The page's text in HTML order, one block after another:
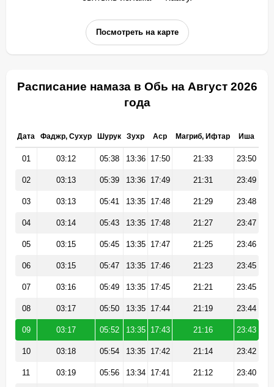
Посмотреть на карте
Расписание намаза в Обь на Август 2026
года
Дата Фаджр, Сухур Шурук Зухр Аср Магриб, Ифтар Иша
01 03:12 05:38 13:36 17:50 21:33 23:50
02 03:13 05:39 13:36 17:49 21:31 23:49
03 03:13 05:41 13:35 17:48 21:29 23:48
04 03:14 05:43 13:35 17:48 21:27 23:47
05 03:15 05:45 13:35 17:47 21:25 23:46
06 03:15 05:47 13:35 17:46 21:23 23:45
07 03:16 05:49 13:35 17:45 21:21 23:45
08 03:17 05:50 13:35 17:44 21:19 23:44
09 03:17 05:52 13:35 17:43 21:16 23:43
10 03:18 05:54 13:35 17:42 21:14 23:42
11 03:19 05:56 13:34 17:41 21:12 23:40